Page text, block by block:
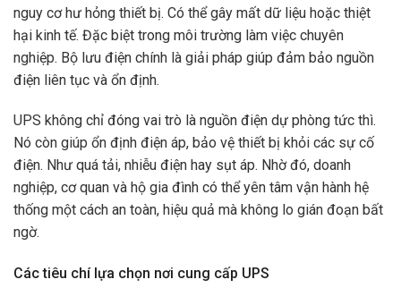
nguy cơ hư hỏng thiết bị. Có thể gây mất dữ liệu hoặc thiệt
hại kinh tế. Đặc biệt trong môi trường làm việc chuyên
nghiệp. Bộ lưu điện chính là giải pháp giúp đảm bảo nguồn
điện liên tục và ổn định.
UPS không chỉ đóng vai trò là nguồn điện dự phòng tức thì.
Nó còn giúp ổn định điện áp, bảo vệ thiết bị khỏi các sự cố
điện. Như quá tải, nhiễu điện hay sụt áp. Nhờ đó, doanh
nghiệp, cơ quan và hộ gia đình có thể yên tâm vận hành hệ
thống một cách an toàn, hiệu quả mà không lo gián đoạn bất
ngờ.
Các tiêu chí lựa chọn nơi cung cấp UPS